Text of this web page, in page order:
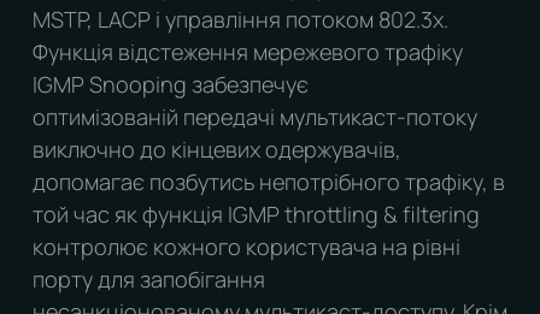
MSTP, LACP і управління потоком 802.3x.
Функція відстеження мережевого трафіку
IGMP Snooping забезпечує
оптимізованій передачі мультикаст-потоку
виключно до кінцевих одержувачів,
допомагає позбутись непотрібного трафіку, в
той час як функція IGMP throttling & filtering
контролює кожного користувача на рівні
порту для запобігання